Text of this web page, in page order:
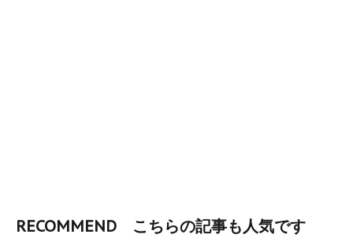
RECOMMEND こちらの記事も人気です